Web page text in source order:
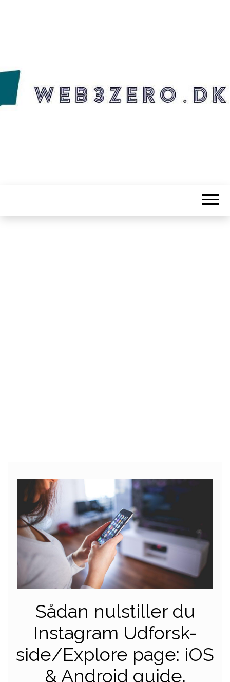
WEB3ZERO.DK
Web3zero.dk
Sådan nulstiller du
Instagram Udforsk-
side/Explore page: iOS
& Android guide.